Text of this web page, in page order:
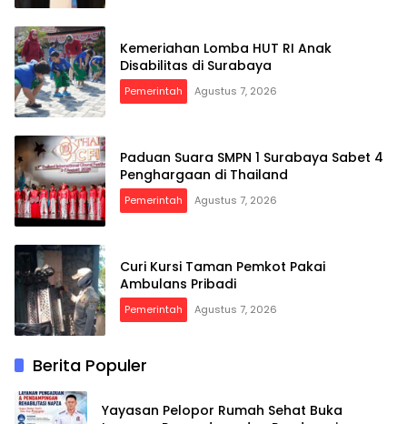
Kemeriahan Lomba HUT RI Anak
Disabilitas di Surabaya
Pemerintah Agustus 7, 2026
Paduan Suara SMPN 1 Surabaya Sabet 4
Penghargaan di Thailand
Pemerintah Agustus 7, 2026
Curi Kursi Taman Pemkot Pakai
Ambulans Pribadi
Pemerintah Agustus 7, 2026
Berita Populer
Yayasan Pelopor Rumah Sehat Buka